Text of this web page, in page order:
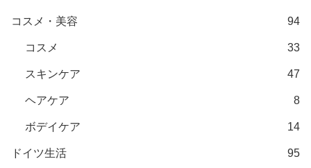
コスメ・美容 94
コスメ 33
スキンケア 47
ヘアケア 8
ボデイケア 14
ドイツ生活 95